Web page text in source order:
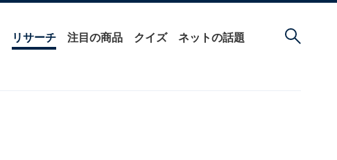
リサーチ 注目の商品 クイズ ネットの話題